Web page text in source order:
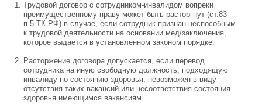
Трудовой договор с сотрудником-инвалидом вопреки
преимущественному праву может быть расторгнут (ст.83
п.5 ТК РФ) в случае, если сотрудник признан неспособным
к трудовой деятельности на основании мед/заключения,
которое выдается в установленном законом порядке.
Расторжение договора допускается, если перевод
сотрудника на иную свободную должность, подходящую
инвалиду по состоянию здоровья, невозможен в виду
отсутствия таких вакансий или несоответствия состояния
здоровья имеющимся вакансиям.